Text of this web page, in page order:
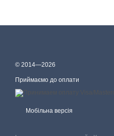
© 2014—2026
Приймаємо до оплати
Мобільна версія